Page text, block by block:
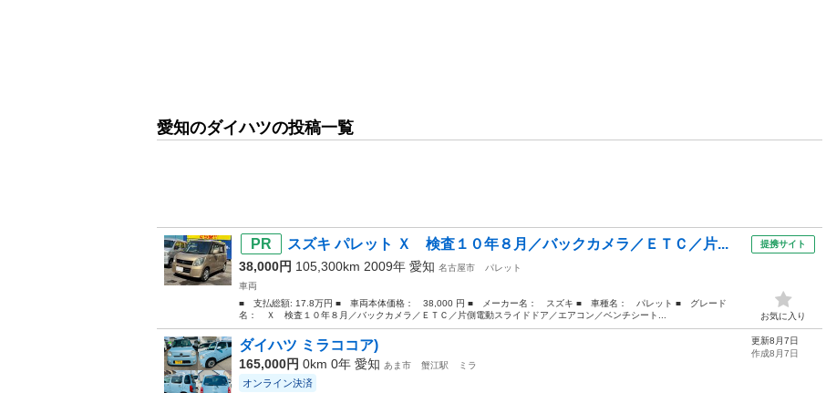
愛知のダイハツの投稿一覧
スズキ パレット Ｘ 検査１０年８月／バックカメラ／ＥＴＣ／片...
38,000円 105,300km 2009年 愛知 名古屋市
パレット
車両
■ 支払総額: 17.8万円 ■ 車両本体価格： 38,000 円 ■ メーカー名： スズキ ■ 車種名： パレット ■ グレード
名： Ｘ 検査１０年８月／バックカメラ／ＥＴＣ／片側電動スライドドア／エアコン／ベンチシート...
提携サイト
お気に入り
ダイハツ ミラココア)
165,000円 0km 0年 愛知 あま市 蟹江駅 ミラ
オンライン決済
更新8月7日
作成8月7日